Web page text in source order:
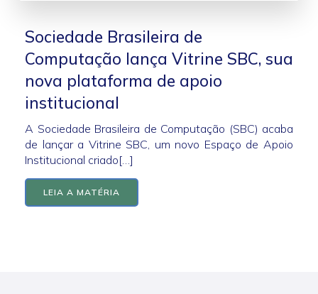
Sociedade Brasileira de
Computação lança Vitrine SBC, sua
nova plataforma de apoio
institucional
A Sociedade Brasileira de Computação (SBC) acaba
de lançar a Vitrine SBC, um novo Espaço de Apoio
Institucional criado[…]
LEIA A MATÉRIA